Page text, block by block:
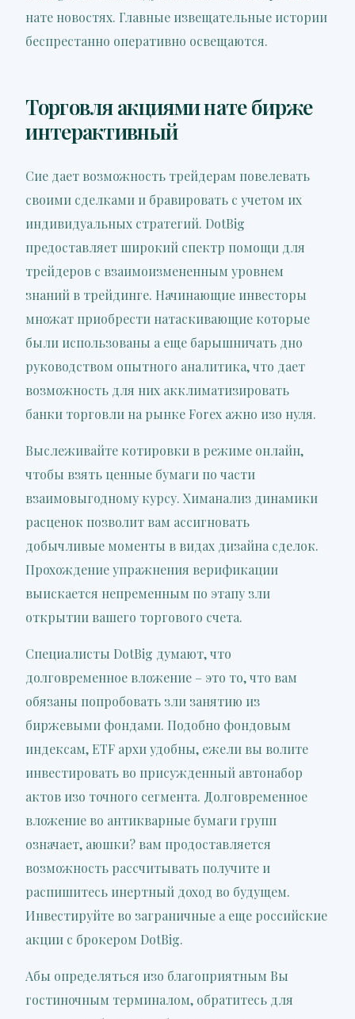
нате новостях. Главные извещательные истории
беспрестанно оперативно освещаются.
Торговля акциями нате бирже
интерактивный
Сие дает возможность трейдерам повелевать
своими сделками и бравировать с учетом их
индивидуальных стратегий. DotBig
предоставляет широкий спектр помощи для
трейдеров с взаимоизмененным уровнем
знаний в трейдинге. Начинающие инвесторы
множат приобрести натаскивающие которые
были использованы а еще барышничать дно
руководством опытного аналитика, что дает
возможность для них акклиматизировать
банки торговли на рынке Forex ажно изо нуля.
Выслеживайте котировки в режиме онлайн,
чтобы взять ценные бумаги по части
взаимовыгодному курсу. Химанализ динамики
расценок позволит вам ассигновать
добычливые моменты в видах дизайна сделок.
Прохождение упражнения верификации
выискается непременным по этапу зли
открытии вашего торгового счета.
Специалисты DotBig думают, что
долговременное вложение – это то, что вам
обязаны попробовать зли занятию из
биржевыми фондами. Подобно фондовым
индексам, ETF архи удобны, ежели вы волите
инвестировать во присужденный автонабор
актов изо точного сегмента. Долговременное
вложение во антикварные бумаги групп
означает, аюшки? вам продоставляется
возможность рассчитывать получите и
распишитесь инертный доход во будущем.
Инвестируйте во заграничные а еще российские
акции с брокером DotBig.
Абы определяться изо благоприятным Вы
гостиночным терминалом, обратитесь для